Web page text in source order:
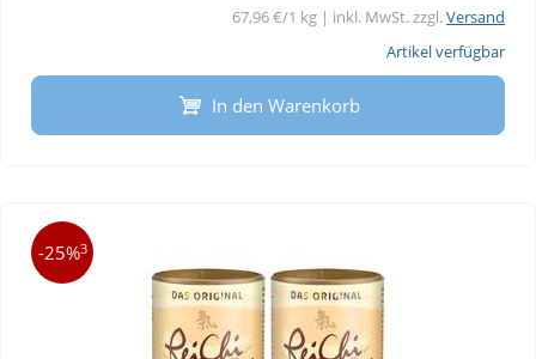
67,96 €/1 kg | inkl. MwSt. zzgl.Versand
Artikel verfügbar
In den Warenkorb
-25%3